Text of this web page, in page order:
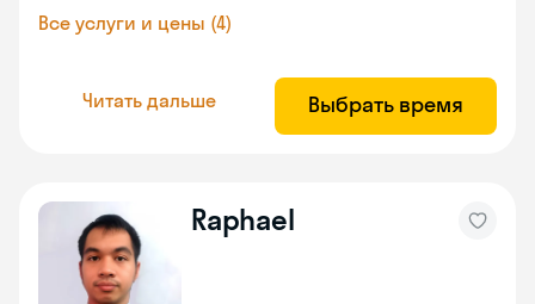
Все услуги и цены (4)
Читать дальше Выбрать время
Raphael